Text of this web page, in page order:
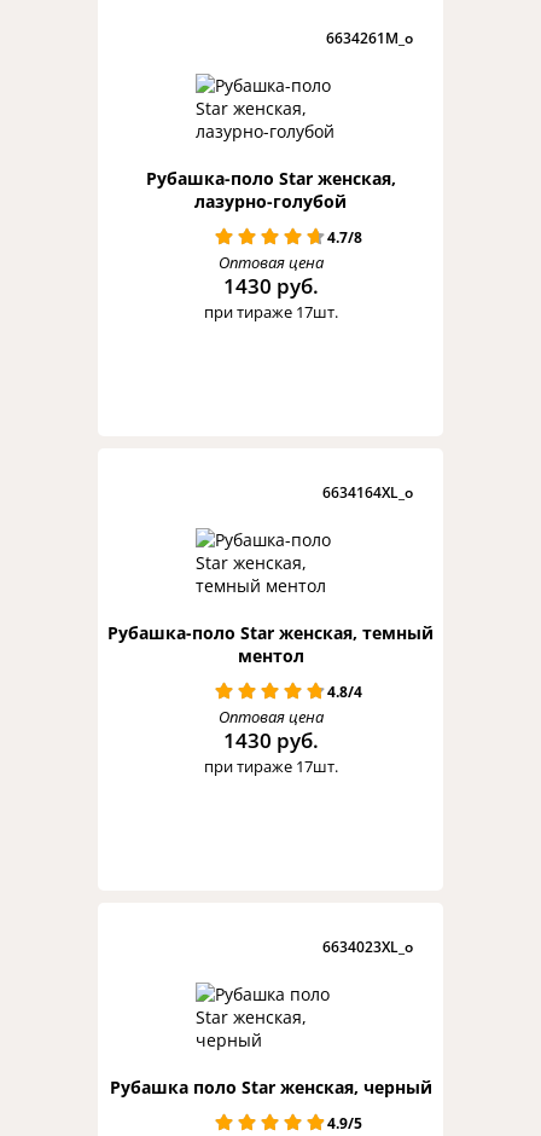
6634261M_o
Рубашка-поло Star женская,
лазурно-голубой
4.7/8
Оптовая цена
1430 руб.
при тираже 17шт.
6634164XL_o
Рубашка-поло Star женская, темный
ментол
4.8/4
Оптовая цена
1430 руб.
при тираже 17шт.
6634023XL_o
Рубашка поло Star женская, черный
4.9/5